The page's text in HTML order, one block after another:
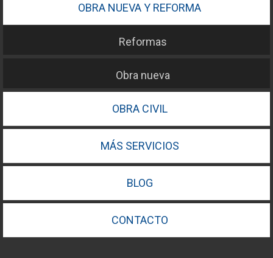
OBRA NUEVA Y REFORMA
Reformas
Obra nueva
OBRA CIVIL
MÁS SERVICIOS
BLOG
CONTACTO